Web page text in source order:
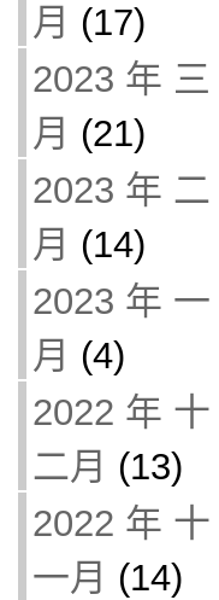
月 (17)
2023 年 三
月 (21)
2023 年 二
月 (14)
2023 年 一
月 (4)
2022 年 十
二月 (13)
2022 年 十
一月 (14)